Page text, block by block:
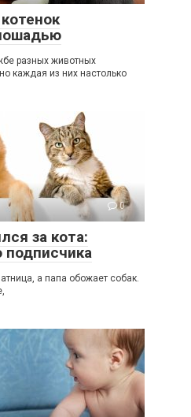
разных животных
каждая из них настолько
0
за кота:
подписчика
а папа обожает собак.